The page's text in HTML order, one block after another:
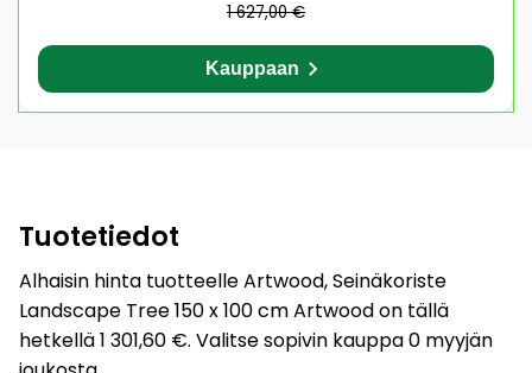
1 627,00 €
Kauppaan
Tuotetiedot
Alhaisin hinta tuotteelle Artwood, Seinäkoriste
Landscape Tree 150 x 100 cm Artwood on tällä
hetkellä 1 301,60 €. Valitse sopivin kauppa 0 myyjän